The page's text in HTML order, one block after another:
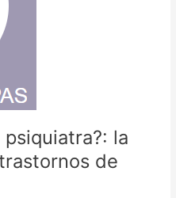
la
de